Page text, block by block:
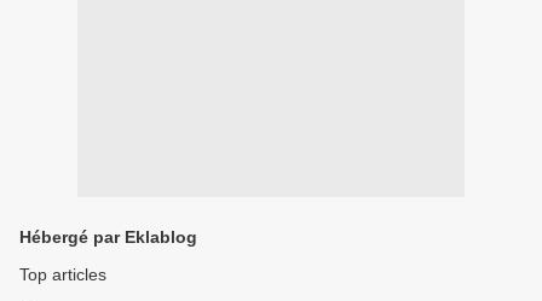
Hébergé par Eklablog
Top articles